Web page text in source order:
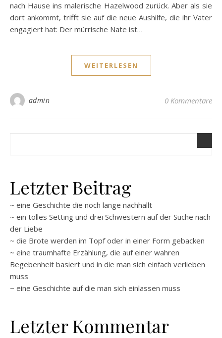
nach Hause ins malerische Hazelwood zurück. Aber als sie
dort ankommt, trifft sie auf die neue Aushilfe, die ihr Vater
engagiert hat: Der mürrische Nate ist…
WEITERLESEN
admin 0 Kommentare
Letzter Beitrag
~ eine Geschichte die noch lange nachhallt
~ ein tolles Setting und drei Schwestern auf der Suche nach
der Liebe
~ die Brote werden im Topf oder in einer Form gebacken
~ eine traumhafte Erzählung, die auf einer wahren
Begebenheit basiert und in die man sich einfach verlieben
muss
~ eine Geschichte auf die man sich einlassen muss
Letzter Kommentar